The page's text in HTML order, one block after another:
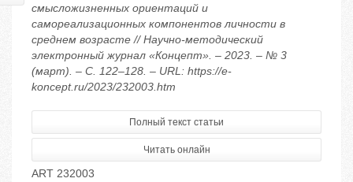
смысложизненных ориентаций и
самореализационных компонентов личности в
среднем возрасте // Научно-методический
электронный журнал «Концепт». – 2023. – № 3
(март). – С. 122–128. – URL: https://e-
koncept.ru/2023/232003.htm
Полный текст статьи
Читать онлайн
ART 232003